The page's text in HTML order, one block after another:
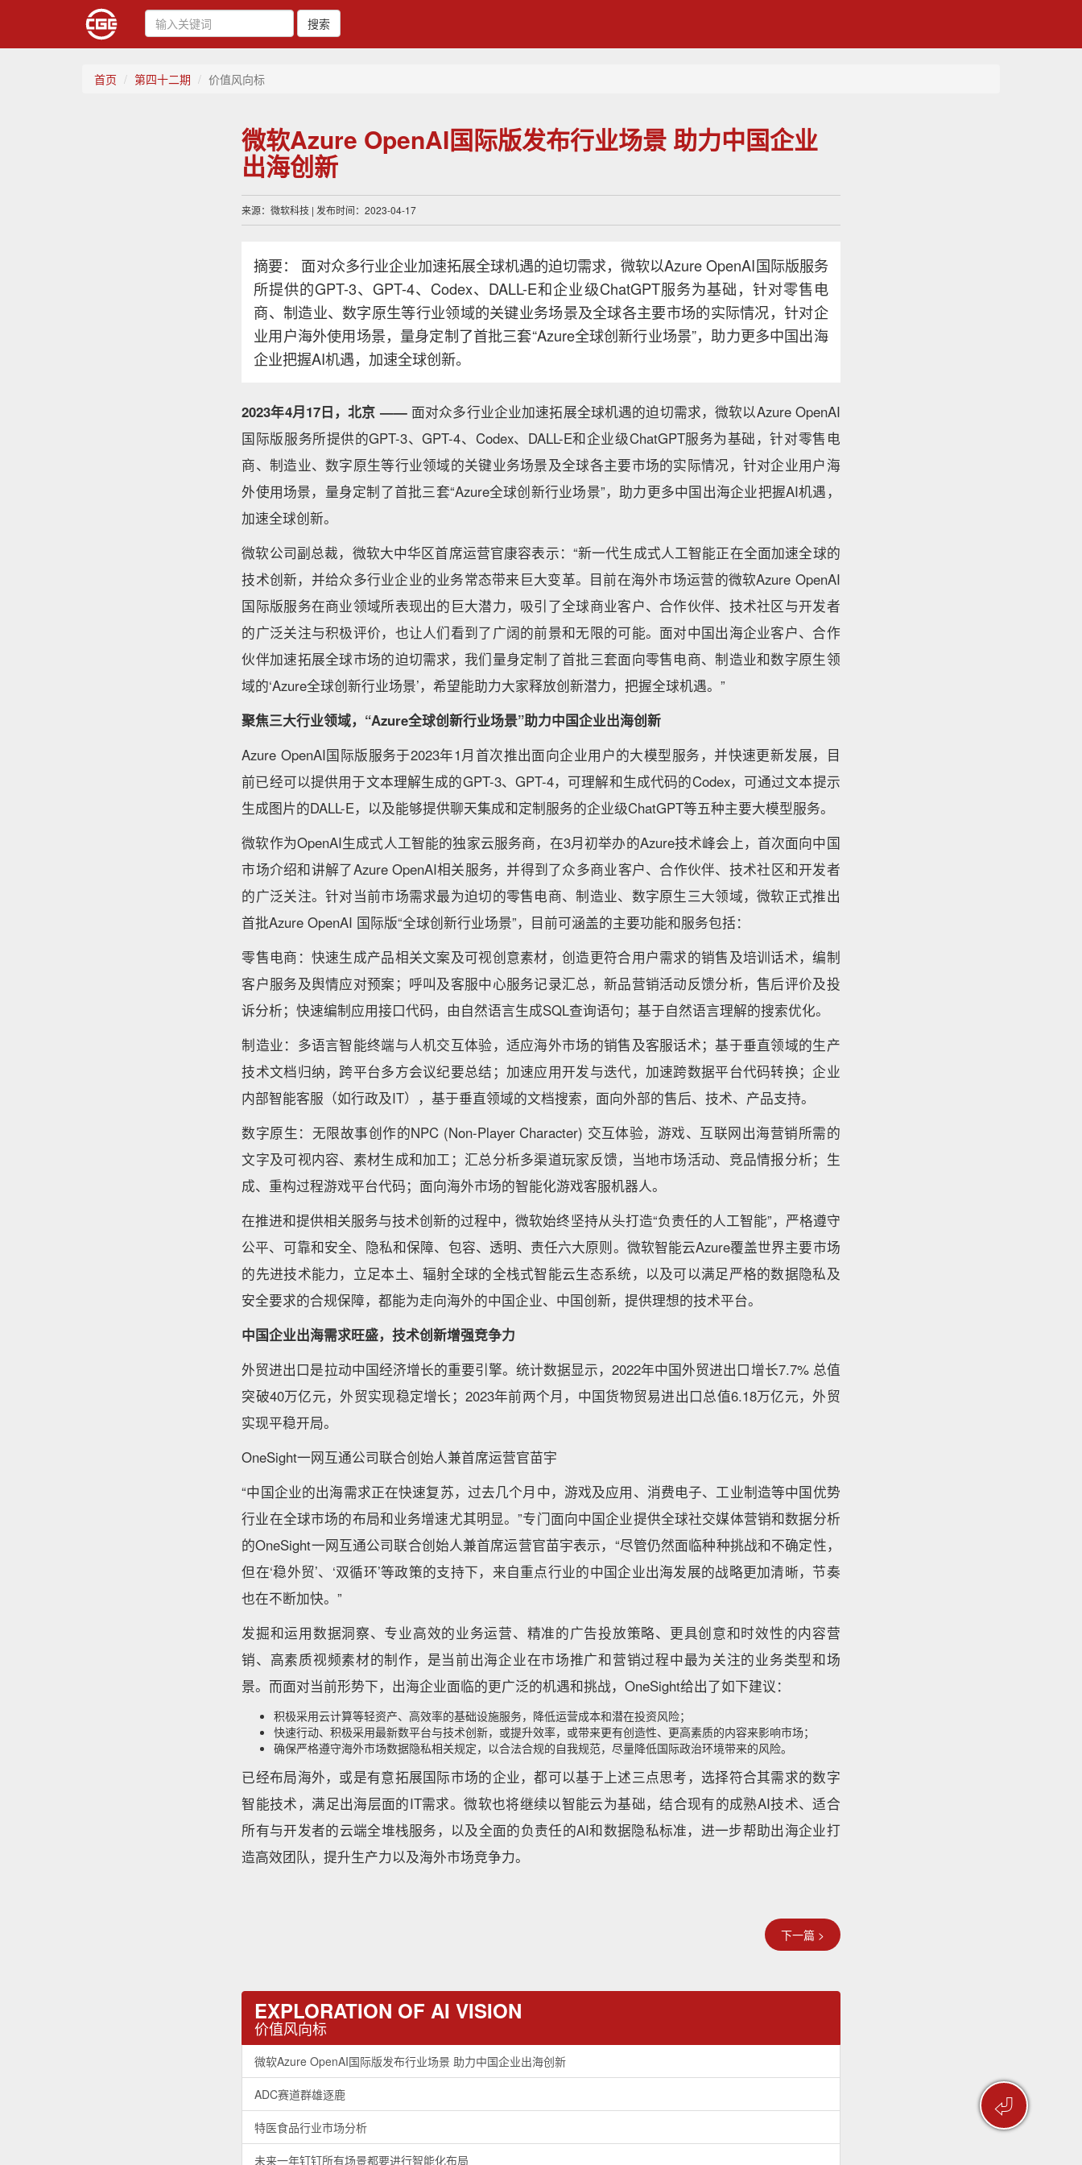
搜索
首页 第四十二期 价值风向标
⏎
微软Azure OpenAI国际版发布行业场景 助力中国企业
出海创新
来源：微软科技 | 发布时间：2023-04-17
摘要： 面对众多行业企业加速拓展全球机遇的迫切需求，微软以Azure OpenAI国际版服务
所提供的GPT-3、GPT-4、Codex、DALL-E和企业级ChatGPT服务为基础，针对零售电
商、制造业、数字原生等行业领域的关键业务场景及全球各主要市场的实际情况，针对企
业用户海外使用场景，量身定制了首批三套“Azure全球创新行业场景”，助力更多中国出海
企业把握AI机遇，加速全球创新。
2023年4月17日，北京 ——面对众多行业企业加速拓展全球机遇的迫切需求，微软以Azure OpenAI
国际版服务所提供的GPT-3、GPT-4、Codex、DALL-E和企业级ChatGPT服务为基础，针对零售电
商、制造业、数字原生等行业领域的关键业务场景及全球各主要市场的实际情况，针对企业用户海
外使用场景，量身定制了首批三套“Azure全球创新行业场景”，助力更多中国出海企业把握AI机遇，
加速全球创新。
微软公司副总裁，微软大中华区首席运营官康容表示：“新一代生成式人工智能正在全面加速全球的
技术创新，并给众多行业企业的业务常态带来巨大变革。目前在海外市场运营的微软Azure OpenAI
国际版服务在商业领域所表现出的巨大潜力，吸引了全球商业客户、合作伙伴、技术社区与开发者
的广泛关注与积极评价，也让人们看到了广阔的前景和无限的可能。面对中国出海企业客户、合作
伙伴加速拓展全球市场的迫切需求，我们量身定制了首批三套面向零售电商、制造业和数字原生领
域的‘Azure全球创新行业场景’，希望能助力大家释放创新潜力，把握全球机遇。”
聚焦三大行业领域，“Azure全球创新行业场景”助力中国企业出海创新
Azure OpenAI国际版服务于2023年1月首次推出面向企业用户的大模型服务，并快速更新发展，目
前已经可以提供用于文本理解生成的GPT-3、GPT-4，可理解和生成代码的Codex，可通过文本提示
生成图片的DALL-E，以及能够提供聊天集成和定制服务的企业级ChatGPT等五种主要大模型服务。
微软作为OpenAI生成式人工智能的独家云服务商，在3月初举办的Azure技术峰会上，首次面向中国
市场介绍和讲解了Azure OpenAI相关服务，并得到了众多商业客户、合作伙伴、技术社区和开发者
的广泛关注。针对当前市场需求最为迫切的零售电商、制造业、数字原生三大领域，微软正式推出
首批Azure OpenAI 国际版“全球创新行业场景”，目前可涵盖的主要功能和服务包括：
零售电商：快速生成产品相关文案及可视创意素材，创造更符合用户需求的销售及培训话术，编制
客户服务及舆情应对预案；呼叫及客服中心服务记录汇总，新品营销活动反馈分析，售后评价及投
诉分析；快速编制应用接口代码，由自然语言生成SQL查询语句；基于自然语言理解的搜索优化。
制造业：多语言智能终端与人机交互体验，适应海外市场的销售及客服话术；基于垂直领域的生产
技术文档归纳，跨平台多方会议纪要总结；加速应用开发与迭代，加速跨数据平台代码转换；企业
内部智能客服（如行政及IT），基于垂直领域的文档搜索，面向外部的售后、技术、产品支持。
数字原生：无限故事创作的NPC (Non-Player Character) 交互体验，游戏、互联网出海营销所需的
文字及可视内容、素材生成和加工；汇总分析多渠道玩家反馈，当地市场活动、竞品情报分析；生
成、重构过程游戏平台代码；面向海外市场的智能化游戏客服机器人。
在推进和提供相关服务与技术创新的过程中，微软始终坚持从头打造“负责任的人工智能”，严格遵守
公平、可靠和安全、隐私和保障、包容、透明、责任六大原则。微软智能云Azure覆盖世界主要市场
的先进技术能力，立足本土、辐射全球的全栈式智能云生态系统，以及可以满足严格的数据隐私及
安全要求的合规保障，都能为走向海外的中国企业、中国创新，提供理想的技术平台。
中国企业出海需求旺盛，技术创新增强竞争力
外贸进出口是拉动中国经济增长的重要引擎。统计数据显示，2022年中国外贸进出口增长7.7% 总值
突破40万亿元，外贸实现稳定增长；2023年前两个月，中国货物贸易进出口总值6.18万亿元，外贸
实现平稳开局。
OneSight一网互通公司联合创始人兼首席运营官苗宇
“中国企业的出海需求正在快速复苏，过去几个月中，游戏及应用、消费电子、工业制造等中国优势
行业在全球市场的布局和业务增速尤其明显。”专门面向中国企业提供全球社交媒体营销和数据分析
的OneSight一网互通公司联合创始人兼首席运营官苗宇表示，“尽管仍然面临种种挑战和不确定性，
但在‘稳外贸’、‘双循环’等政策的支持下，来自重点行业的中国企业出海发展的战略更加清晰，节奏
也在不断加快。”
发掘和运用数据洞察、专业高效的业务运营、精准的广告投放策略、更具创意和时效性的内容营
销、高素质视频素材的制作，是当前出海企业在市场推广和营销过程中最为关注的业务类型和场
景。而面对当前形势下，出海企业面临的更广泛的机遇和挑战，OneSight给出了如下建议：
积极采用云计算等轻资产、高效率的基础设施服务，降低运营成本和潜在投资风险；
快速行动、积极采用最新数平台与技术创新，或提升效率，或带来更有创造性、更高素质的内容来影响市场；
确保严格遵守海外市场数据隐私相关规定，以合法合规的自我规范，尽量降低国际政治环境带来的风险。
已经布局海外，或是有意拓展国际市场的企业，都可以基于上述三点思考，选择符合其需求的数字
智能技术，满足出海层面的IT需求。微软也将继续以智能云为基础，结合现有的成熟AI技术、适合
所有与开发者的云端全堆栈服务，以及全面的负责任的AI和数据隐私标准，进一步帮助出海企业打
造高效团队，提升生产力以及海外市场竞争力。
下一篇 >
EXPLORATION OF AI VISION
价值风向标
微软Azure OpenAI国际版发布行业场景 助力中国企业出海创新
ADC赛道群雄逐鹿
特医食品行业市场分析
未来一年钉钉所有场景都要进行智能化布局